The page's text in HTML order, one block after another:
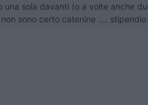
sola davanti (o a volte anche
sono certo catenine ....